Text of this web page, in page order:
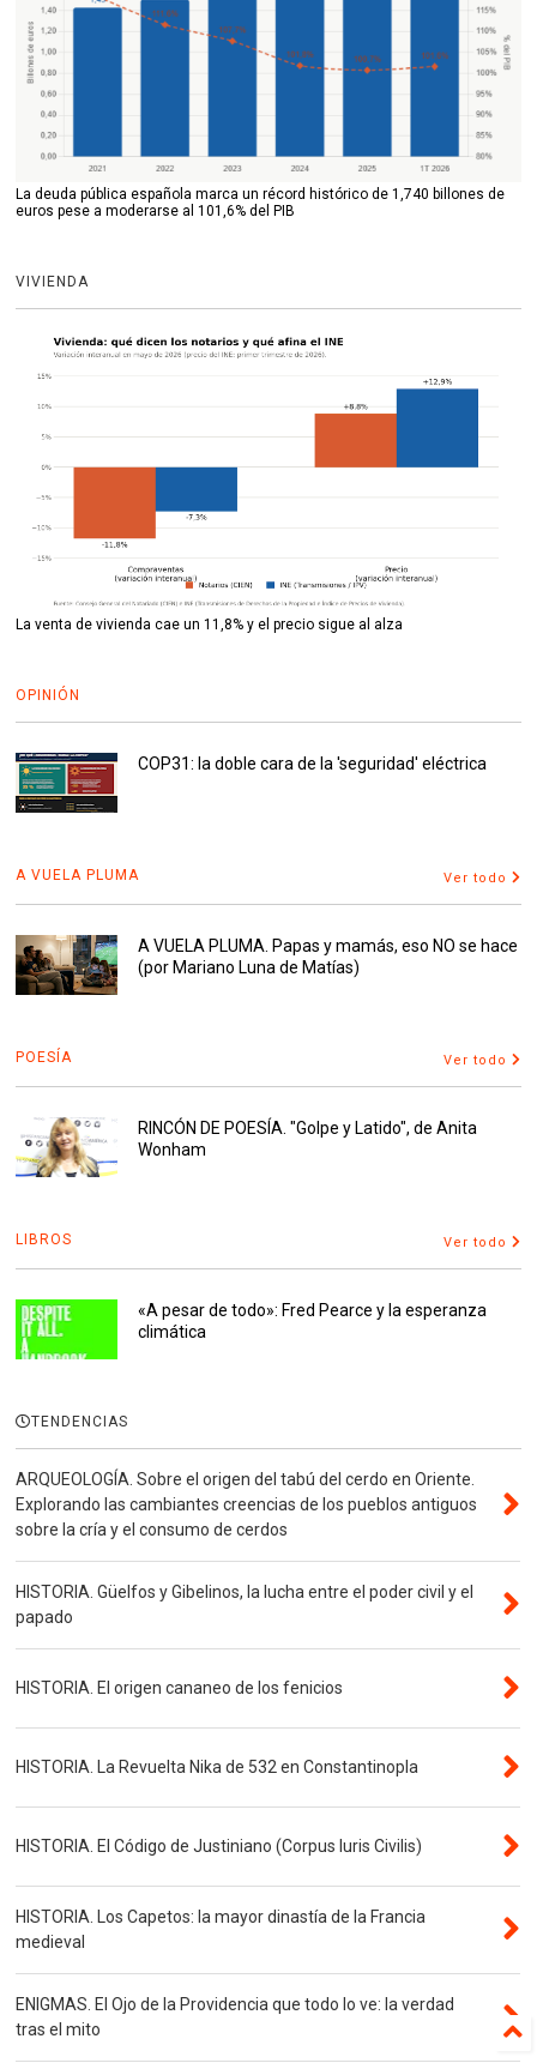
La deuda pública española marca un récord histórico de 1,740 billones de
euros pese a moderarse al 101,6% del PIB
VIVIENDA
La venta de vivienda cae un 11,8% y el precio sigue al alza
OPINIÓN
COP31: la doble cara de la 'seguridad' eléctrica
A VUELA PLUMA Ver todo
A VUELA PLUMA. Papas y mamás, eso NO se hace
(por Mariano Luna de Matías)
POESÍA Ver todo
RINCÓN DE POESÍA. "Golpe y Latido", de Anita
Wonham
LIBROS Ver todo
«A pesar de todo»: Fred Pearce y la esperanza
climática
TENDENCIAS
ARQUEOLOGÍA. Sobre el origen del tabú del cerdo en Oriente.
Explorando las cambiantes creencias de los pueblos antiguos
sobre la cría y el consumo de cerdos
HISTORIA. Güelfos y Gibelinos, la lucha entre el poder civil y el
papado
HISTORIA. El origen cananeo de los fenicios
HISTORIA. La Revuelta Nika de 532 en Constantinopla
HISTORIA. El Código de Justiniano (Corpus Iuris Civilis)
HISTORIA. Los Capetos: la mayor dinastía de la Francia
medieval
ENIGMAS. El Ojo de la Providencia que todo lo ve: la verdad
tras el mito